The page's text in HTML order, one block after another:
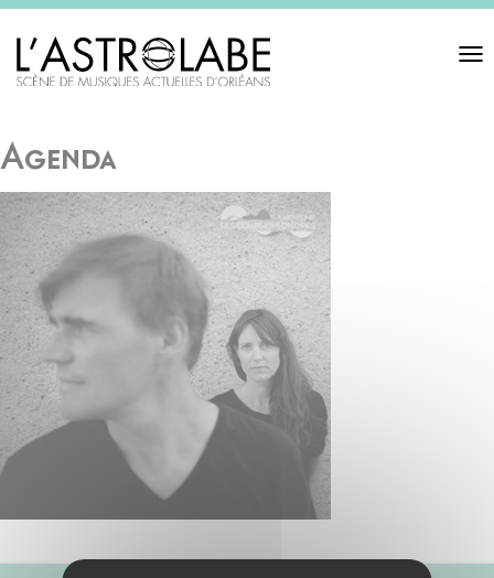
Toggle
Agenda